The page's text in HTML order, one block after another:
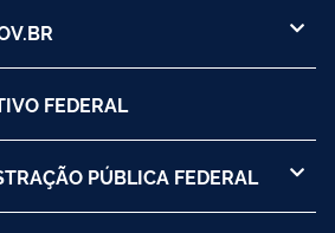
FEDERAL
PÚBLICA FEDERAL